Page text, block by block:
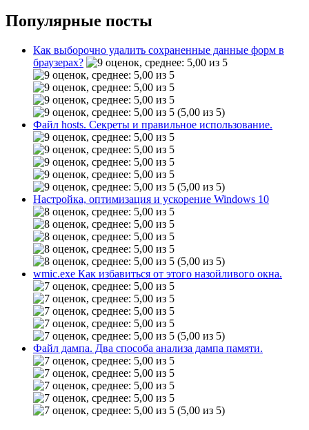
Популярные посты
Как выборочно удалить сохраненные данные форм в
браузерах?
(5,00 из 5)
Файл hosts. Секреты и правильное использование.
(5,00 из 5)
Настройка, оптимизация и ускорение Windows 10
(5,00 из 5)
wmic.exe Как избавиться от этого назойливого окна.
(5,00 из 5)
Файл дампа. Два способа анализа дампа памяти.
(5,00 из 5)